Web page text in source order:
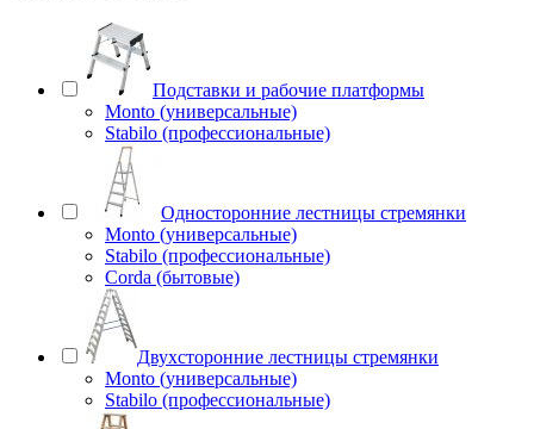
Подставки и рабочие платформы
Monto (универсальные)
Stabilo (профессиональные)
Односторонние лестницы стремянки
Monto (универсальные)
Stabilo (профессиональные)
Corda (бытовые)
Двухсторонние лестницы стремянки
Monto (универсальные)
Stabilo (профессиональные)